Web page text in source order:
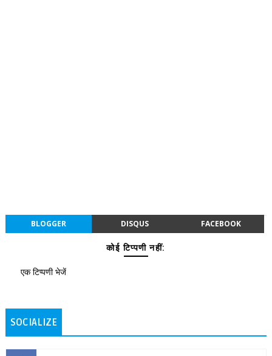
BLOGGER DISQUS FACEBOOK
कोई टिप्पणी नहीं:
एक टिप्पणी भेजें
SOCIALIZE